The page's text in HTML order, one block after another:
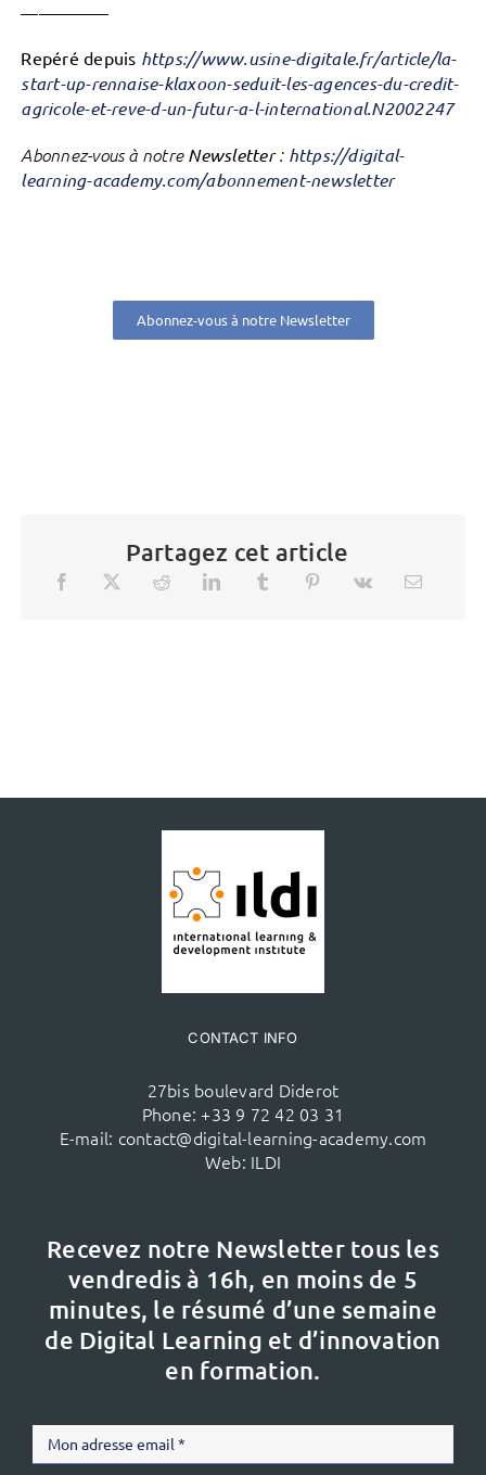
—————
Repéré depuis https://www.usine-digitale.fr/article/la-
start-up-rennaise-klaxoon-seduit-les-agences-du-credit-
agricole-et-reve-d-un-futur-a-l-international.N2002247
Abonnez-vous à notre Newsletter: https://digital-
learning-academy.com/abonnement-newsletter
Abonnez-vous à notre Newsletter
Partagez cet article
CONTACT INFO
27bis boulevard Diderot
Phone: +33 9 72 42 03 31
E-mail: contact@digital-learning-academy.com
Web: ILDI
Recevez notre Newsletter tous les
vendredis à 16h, en moins de 5
minutes, le résumé d’une semaine
de Digital Learning et d’innovation
en formation.